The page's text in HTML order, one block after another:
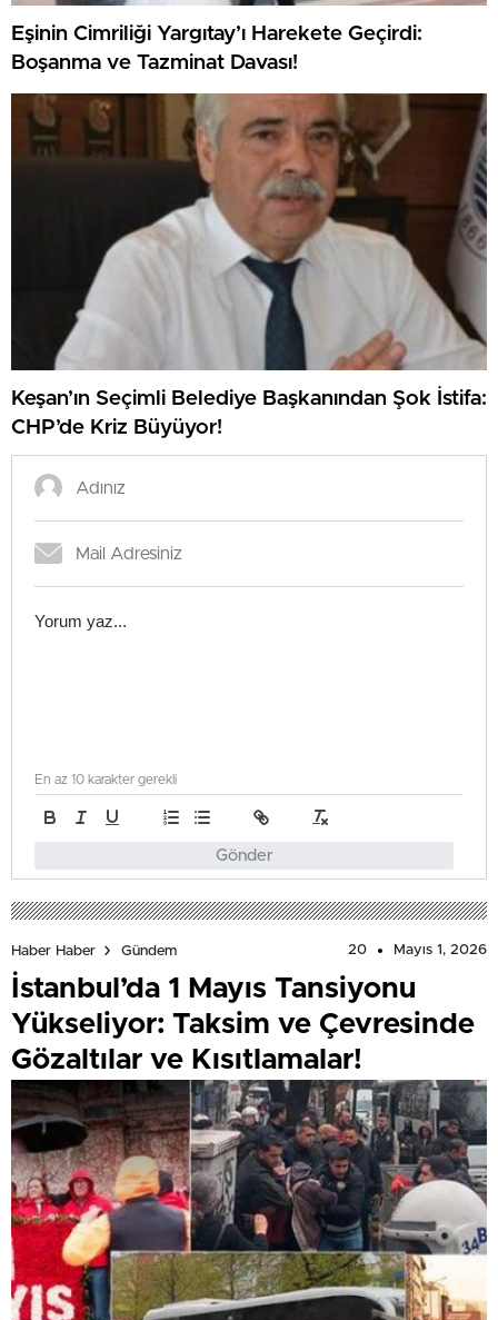
Eşinin Cimriliği Yargıtay’ı Harekete Geçirdi:
Boşanma ve Tazminat Davası!
Keşan’ın Seçimli Belediye Başkanından Şok İstifa:
CHP’de Kriz Büyüyor!
Gönder
En az 10 karakter gerekli
Haber Haber Gündem 20 Mayıs 1, 2026
İstanbul’da 1 Mayıs Tansiyonu
Yükseliyor: Taksim ve Çevresinde
Gözaltılar ve Kısıtlamalar!